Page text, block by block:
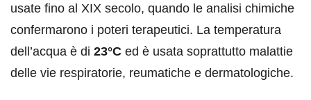
usate fino al XIX secolo, quando le analisi chimiche
confermarono i poteri terapeutici. La temperatura
dell’acqua è di 23°C ed è usata soprattutto malattie
delle vie respiratorie, reumatiche e dermatologiche.